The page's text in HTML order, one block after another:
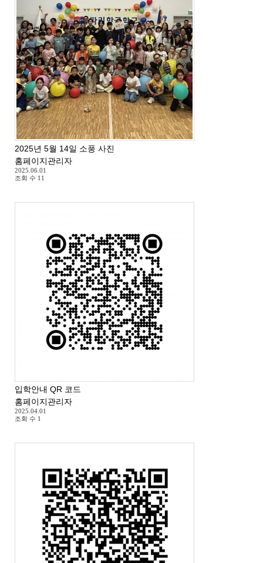
2025년 5월 14일 소풍 사진
홈페이지관리자
2025.06.01
조회 수 11
입학안내 QR 코드
홈페이지관리자
2025.04.01
조회 수 1